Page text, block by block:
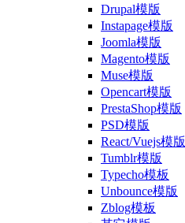
Drupal模版
Instapage模版
Joomla模版
Magento模版
Muse模版
Opencart模版
PrestaShop模版
PSD模版
React/Vuejs模版
Tumblr模版
Typecho模板
Unbounce模版
Zblog模板